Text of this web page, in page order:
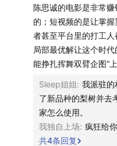
Rest Settle - Intimacy
One Zero -
The Realist - Lobero
Falls - Glasgow
Cody Martin -
Cody Martin -
Cody Martin - Beat
WaveArt - Smooth
陈思诚的电影是非常
的；短视频的是让掌
者甚至平台里的打工
局部最优解让这个时
能挣扎挥舞双臂企图“上
Sleep姐姐: 我派驻的
了新品种的梨树并去
家怎么使用。
我独自上场: 疯狂给
共4条回复